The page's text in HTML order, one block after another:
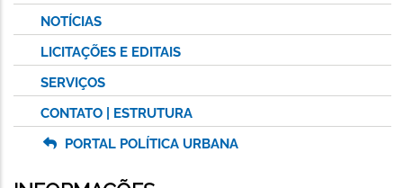
NOTÍCIAS
LICITAÇÕES E EDITAIS
SERVIÇOS
CONTATO | ESTRUTURA
PORTAL POLÍTICA URBANA